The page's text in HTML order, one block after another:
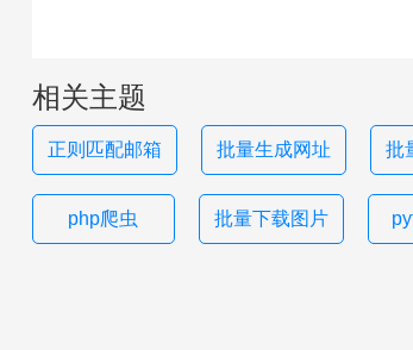
相关主题
正则匹配邮箱 批量生成网址 批
php爬虫 批量下载图片